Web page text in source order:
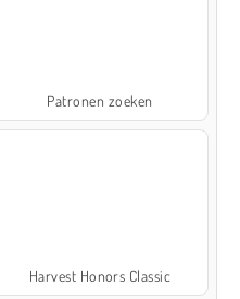
Patronen zoeken
Harvest Honors Classic